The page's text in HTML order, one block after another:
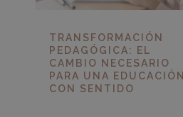
TRANSFORMACIÓN
PEDAGÓGICA: EL
CAMBIO NECESARIO
PARA UNA EDUCACIÓN
CON SENTIDO